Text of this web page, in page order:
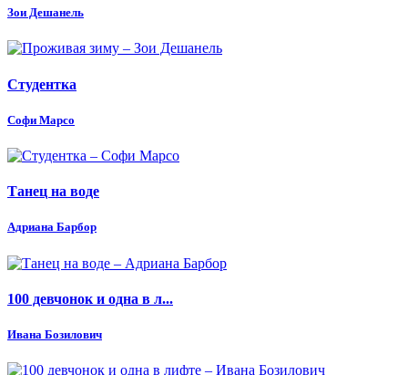
Зои Дешанель
Студентка
Софи Марсо
Танец на воде
Адриана Барбор
100 девчонок и одна в л...
Ивана Бозилович